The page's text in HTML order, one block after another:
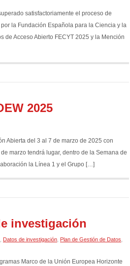
satisfactoriamente el proceso de
la Fundación Española para la Ciencia y la
de Acceso Abierto FECYT 2025 y la Mención
2025
Abierta del 3 al 7 de marzo de 2025 con
marzo tendrá lugar, dentro de la Semana de
la Línea 1 y el Grupo […]
investigación
Datos de investigación Plan de Gestión de Datos
Marco de la Unión Europea Horizonte